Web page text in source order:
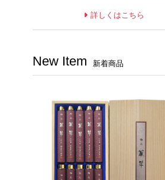
詳しくはこちら
New Item 新着商品